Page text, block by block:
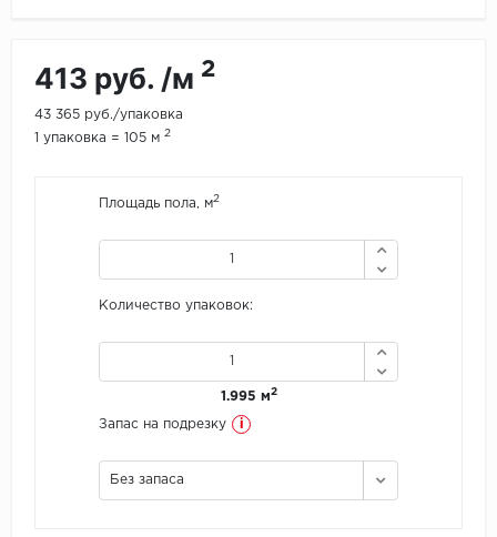
Jinan PDM
KDF
413 руб. /м 2
43 365 руб./упаковка
1 упаковка = 105 м 2
Площадь пола, м2
Количество упаковок:
1.995 м2
Запас на подрезку i
Без запаса